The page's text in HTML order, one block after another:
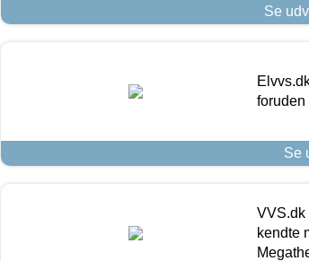
Se
foruden
Se
VVS.dk
kendte